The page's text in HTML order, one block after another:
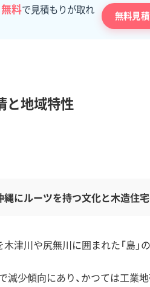
無料で見積もりが取れ
無料見
と地域特性
にルーツを持つ文化と木造住
津川や尻無川に囲まれた「島」
減少傾向にあり、かつては工業